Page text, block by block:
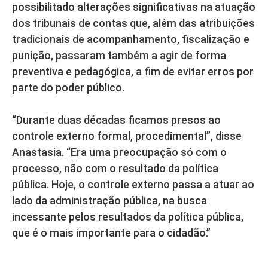
possibilitado alterações significativas na atuação
dos tribunais de contas que, além das atribuições
tradicionais de acompanhamento, fiscalização e
punição, passaram também a agir de forma
preventiva e pedagógica, a fim de evitar erros por
parte do poder público.
“Durante duas décadas ficamos presos ao
controle externo formal, procedimental”, disse
Anastasia. “Era uma preocupação só com o
processo, não com o resultado da política
pública. Hoje, o controle externo passa a atuar ao
lado da administração pública, na busca
incessante pelos resultados da política pública,
que é o mais importante para o cidadão.”